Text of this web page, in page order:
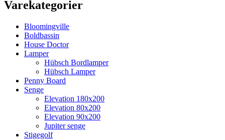
Varekategorier
Bloomingville
Boldbassin
House Doctor
Lamper
Hübsch Bordlamper
Hübsch Lamper
Penny Board
Senge
Elevation 180x200
Elevation 80x200
Elevation 90x200
Jupiter senge
Stigegolf